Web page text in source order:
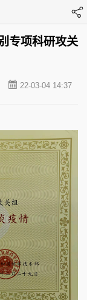
专项科研攻关
22-03-04 14:37